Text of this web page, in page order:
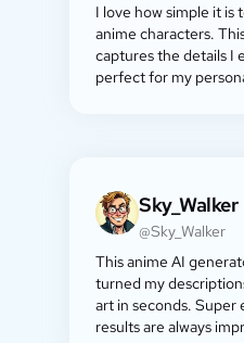
I love how simple it is
anime characters.
captures the details I
perfect for my
Sky_Walker
@Sky_Walker
This anime AI
turned my
art in seconds. Super
results are always